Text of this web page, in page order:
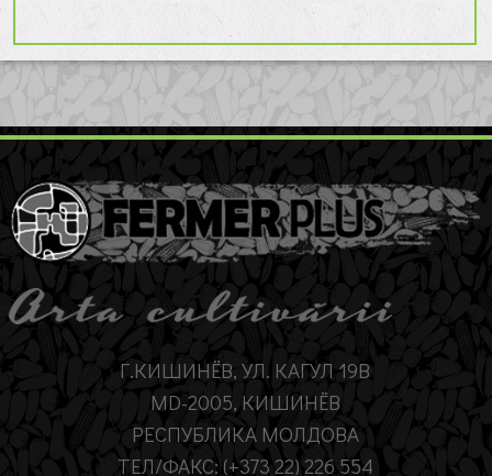
Г.КИШИНЁВ, УЛ. КАГУЛ 19B
MD-2005, КИШИНЁВ
РЕСПУБЛИКА МОЛДОВА
ТЕЛ/ФАКС: (+373 22) 226 554